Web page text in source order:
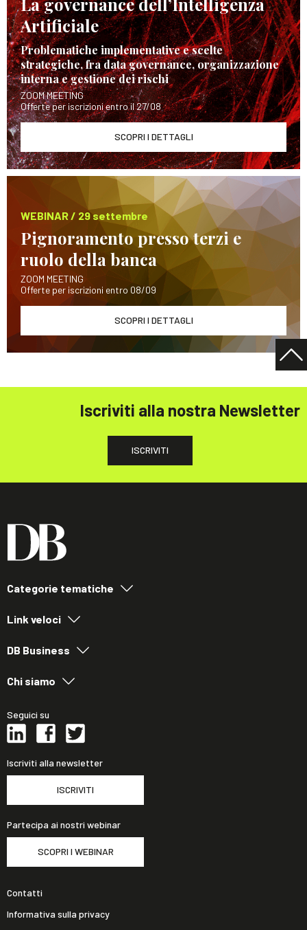
Artificiale
Problematiche implementative e scelte
strategiche, fra data governance, organizzazione
interna e gestione dei rischi
ZOOM MEETING
Offerte per iscrizioni entro il 27/08
SCOPRI I DETTAGLI
WEBINAR / 29 settembre
Pignoramento presso terzi e
ruolo della banca
ZOOM MEETING
Offerte per iscrizioni entro 08/09
SCOPRI I DETTAGLI
Iscriviti alla nostra Newsletter
ISCRIVITI
Categorie tematiche
Link veloci
DB Business
Chi siamo
Seguici su
Iscriviti alla newsletter
ISCRIVITI
Partecipa ai nostri webinar
SCOPRI I WEBINAR
Contatti
Informativa sulla privacy